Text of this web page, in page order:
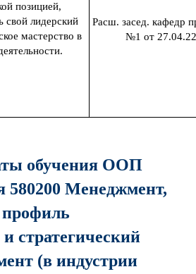
позицией,
свой лидерский
мастерство в
Расш. засед. кафедр
№1 от 27.04.22
обучения ООП
580200 Менеджмент,
профиль
стратегический
(в индустрии